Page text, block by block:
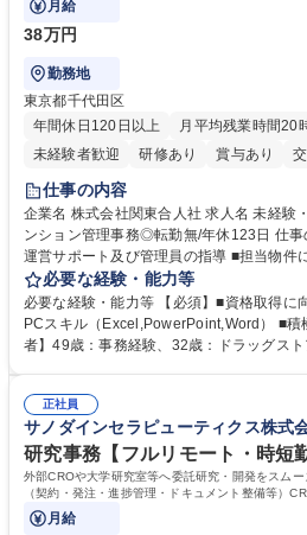
月給
38万円
勤務地
東京都千代田区
年間休日120日以上
月平均残業時間20
未経験者歓迎
研修あり 賞与あり
仕事の内容
企業名 株式会社関東合人社 求人名 未経験・ベテラン歓迎【お茶の水】マ
ンション管理事務◎転勤無/年休123日 仕事の内容 ■マンション管理組合の
運営サポート及び管理員の指導 ■担当物件
事務所内での事務業務等 ★異業界からの転
【年収補足】532万円 ＋別途インセンティ
実績） ＋管理業務主任者資格手当50,000
人社計画研究所社のグループ会社として、
無/年休123日
必要な経験・能力等
必要な経験・能力等 【必須】■資格取得に
PCスキル（Excel,PowerPoint,Word） ■積極的に行動できる方 【入社
者】49歳：事務経験、32歳：ドラッグストア勤務、 58歳
得出来ております！ 【魅力】■フレックス
を一律支給！ ■管理業務主任者資格取得後には50,000円/月の手当あり！
学歴・資格 学歴：大学院 大学 高専 短大 専
一種運転免許普通自動車
正社員
サノダインセラピューティクス株式
研究事務【フルリモート・時短
外部CROや大学研究室等へ委託研究・開発をスム
（契約・発注・進捗管理・ドキュメント整備等）
A・委託・共同研究契約等の進行・記録管理）
月給